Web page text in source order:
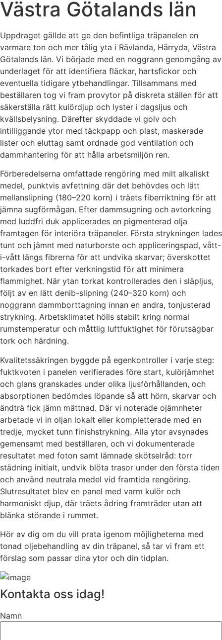
Västra Götalands län
Uppdraget gällde att ge den befintliga träpanelen en
varmare ton och mer tålig yta i Rävlanda, Härryda, Västra
Götalands län. Vi började med en noggrann genomgång av
underlaget för att identifiera fläckar, hartsfickor och
eventuella tidigare ytbehandlingar. Tillsammans med
beställaren tog vi fram provytor på diskreta ställen för att
säkerställa rätt kulördjup och lyster i dagsljus och
kvällsbelysning. Därefter skyddade vi golv och
intilliggande ytor med täckpapp och plast, maskerade
lister och eluttag samt ordnade god ventilation och
dammhantering för att hålla arbetsmiljön ren.
Förberedelserna omfattade rengöring med milt alkaliskt
medel, punktvis avfettning där det behövdes och lätt
mellanslipning (180–220 korn) i träets fiberriktning för att
jämna sugförmågan. Efter dammsugning och avtorkning
med luddfri duk applicerades en pigmenterad olja
framtagen för interiöra träpaneler. Första strykningen lades
tunt och jämnt med naturborste och appliceringspad, vått-
i-vått längs fibrerna för att undvika skarvar; överskottet
torkades bort efter verkningstid för att minimera
flammighet. När ytan torkat kontrollerades den i släpljus,
följt av en lätt denib-slipning (240–320 korn) och
noggrann dammborttagning innan en andra, tonjusterad
strykning. Arbetsklimatet hölls stabilt kring normal
rumstemperatur och måttlig luftfuktighet för förutsägbar
tork och härdning.
Kvalitetssäkringen byggde på egenkontroller i varje steg:
fuktkvoten i panelen verifierades före start, kulörjämnhet
och glans granskades under olika ljusförhållanden, och
absorptionen bedömdes löpande så att hörn, skarvar och
ändträ fick jämn mättnad. Där vi noterade ojämnheter
arbetade vi in oljan lokalt eller kompletterade med en
tredje, mycket tunn finishstrykning. Alla ytor avsynades
gemensamt med beställaren, och vi dokumenterade
resultatet med foton samt lämnade skötselråd: torr
städning initialt, undvik blöta trasor under den första tiden
och använd neutrala medel vid framtida rengöring.
Slutresultatet blev en panel med varm kulör och
harmoniskt djup, där träets ådring framträder utan att
blänka störande i rummet.
Hör av dig om du vill prata igenom möjligheterna med
tonad oljebehandling av din träpanel, så tar vi fram ett
förslag som passar dina ytor och din tidplan.
Kontakta oss idag!
Namn